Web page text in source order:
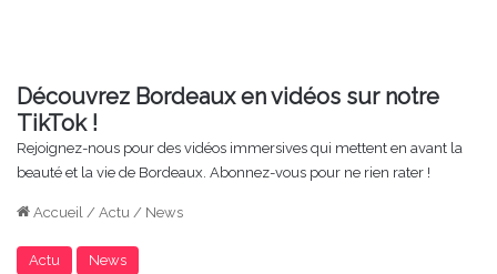
Découvrez Bordeaux en vidéos sur notre
TikTok !
Rejoignez-nous pour des vidéos immersives qui mettent en avant la
beauté et la vie de Bordeaux. Abonnez-vous pour ne rien rater !
Accueil / Actu / News
Actu News